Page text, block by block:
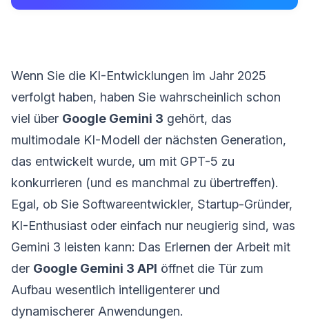
Wenn Sie die KI-Entwicklungen im Jahr 2025
verfolgt haben, haben Sie wahrscheinlich schon
viel über Google Gemini 3 gehört, das
multimodale KI-Modell der nächsten Generation,
das entwickelt wurde, um mit GPT-5 zu
konkurrieren (und es manchmal zu übertreffen).
Egal, ob Sie Softwareentwickler, Startup-Gründer,
KI-Enthusiast oder einfach nur neugierig sind, was
Gemini 3 leisten kann: Das Erlernen der Arbeit mit
der Google Gemini 3 API öffnet die Tür zum
Aufbau wesentlich intelligenterer und
dynamischerer Anwendungen.